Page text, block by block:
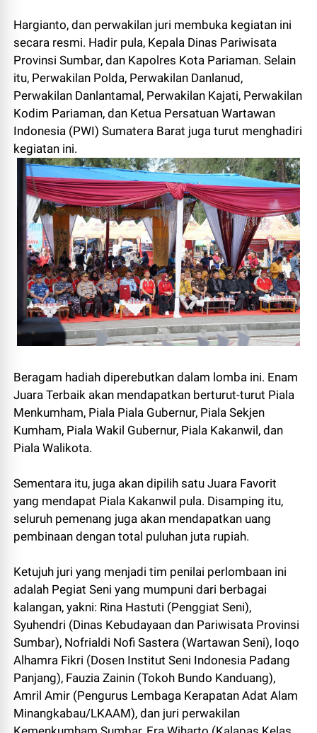
Hargianto, dan perwakilan juri membuka kegiatan ini
secara resmi. Hadir pula, Kepala Dinas Pariwisata
Provinsi Sumbar, dan Kapolres Kota Pariaman. Selain
itu, Perwakilan Polda, Perwakilan Danlanud,
Perwakilan Danlantamal, Perwakilan Kajati, Perwakilan
Kodim Pariaman, dan Ketua Persatuan Wartawan
Indonesia (PWI) Sumatera Barat juga turut menghadiri
kegiatan ini.
Beragam hadiah diperebutkan dalam lomba ini. Enam
Juara Terbaik akan mendapatkan berturut-turut Piala
Menkumham, Piala Piala Gubernur, Piala Sekjen
Kumham, Piala Wakil Gubernur, Piala Kakanwil, dan
Piala Walikota.
Sementara itu, juga akan dipilih satu Juara Favorit
yang mendapat Piala Kakanwil pula. Disamping itu,
seluruh pemenang juga akan mendapatkan uang
pembinaan dengan total puluhan juta rupiah.
Ketujuh juri yang menjadi tim penilai perlombaan ini
adalah Pegiat Seni yang mumpuni dari berbagai
kalangan, yakni: Rina Hastuti (Penggiat Seni),
Syuhendri (Dinas Kebudayaan dan Pariwisata Provinsi
Sumbar), Nofrialdi Nofi Sastera (Wartawan Seni), Ioqo
Alhamra Fikri (Dosen Institut Seni Indonesia Padang
Panjang), Fauzia Zainin (Tokoh Bundo Kanduang),
Amril Amir (Pengurus Lembaga Kerapatan Adat Alam
Minangkabau/LKAAM), dan juri perwakilan